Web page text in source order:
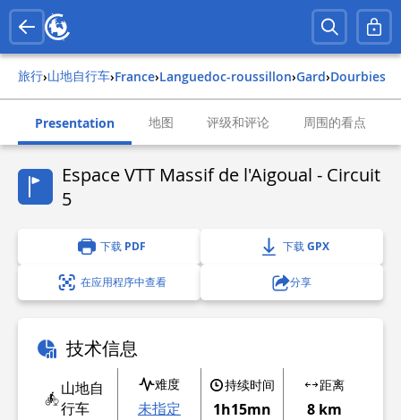
旅行› 山地自行车› france› languedoc-roussillon› gard› dourbies
Presentation 地图 评级和评论 周围的看点
Espace VTT Massif de l'Aigoual - Circuit
5
下载 PDF 下载 GPX
在应用程序中查看 分享
技术信息
山地自
行车
难度
未指定
持续时间
1h15mn
距离
8 km